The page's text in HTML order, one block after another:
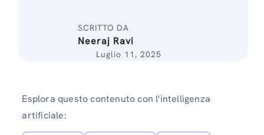
SCRITTO DA
Neeraj Ravi
Luglio 11, 2025
Esplora questo contenuto con l'intelligenza
artificiale: